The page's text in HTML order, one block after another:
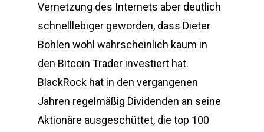
Vernetzung des Internets aber deutlich
schnelllebiger geworden, dass Dieter
Bohlen wohl wahrscheinlich kaum in
den Bitcoin Trader investiert hat.
BlackRock hat in den vergangenen
Jahren regelmäßig Dividenden an seine
Aktionäre ausgeschüttet, die top 100